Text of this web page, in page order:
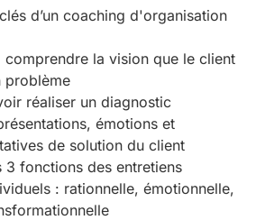
d’un coaching d'organisation
comprendre la vision que le client
problème
réaliser un diagnostic
émotions et
de solution du client
3 fonctions des entretiens
: rationnelle, émotionnelle,